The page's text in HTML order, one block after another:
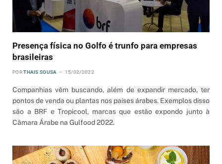
Presença física no Golfo é trunfo para empresas
brasileiras
POR THAIS SOUSA 15/02/2022
Companhias vêm buscando, além de expandir mercado, ter
pontos de venda ou plantas nos países árabes. Exemplos disso
são a BRF e Tropicool, marcas que estão expondo junto à
Câmara Árabe na Gulfood 2022.